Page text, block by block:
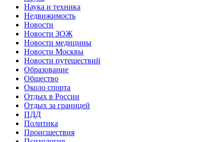
Наука и техника
Недвижимость
Новости
Новости ЗОЖ
Новости медицины
Новости Москвы
Новости путешествий
Образование
Общество
Около спорта
Отдых в России
Отдых за границей
ПДД
Политика
Происшествия